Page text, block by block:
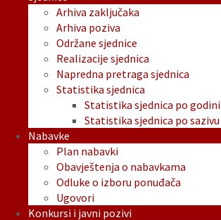
Arhiva zaključaka
Arhiva poziva
Održane sjednice
Realizacije sjednica
Napredna pretraga sjednica
Statistika sjednica
Statistika sjednica po godini
Statistika sjednica po sazivu
Nabavke
Plan nabavki
Obavještenja o nabavkama
Odluke o izboru ponuđača
Ugovori
Konkursi i javni pozivi